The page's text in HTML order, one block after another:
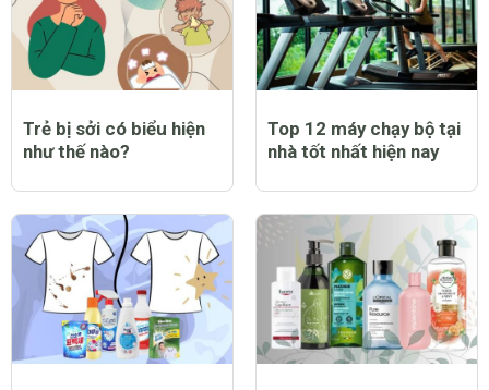
Trẻ bị sởi có biểu hiện
như thế nào?
Top 12 máy chạy bộ tại
nhà tốt nhất hiện nay